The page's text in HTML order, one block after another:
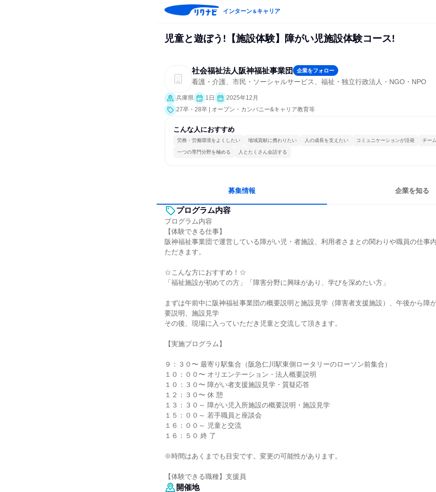
インターン＆キャリア
児童と遊ぼう!【施設体験】障がい児施設体験コース!
社会福祉法人阪神福祉事業団 企業をフォロー
看護・介護、市民・ソーシャルサービス、福祉・独立行政法人・NGO・NPO
兵庫県 1日
2025年12月
27卒・28卒 | オープン・カンパニー&キャリア教育等
こんな人におすすめ
労務・労働環境をよくしたい 地域貢献に携わりたい 人の成長を支えたい コミュニケーションが活発 チー
一つの専門分野を極める 人とたくさん会話する
募集情報 企業を知る
プログラム内容
プログラム内容
【体験できる仕事】
阪神福祉事業団で運営している障がい児・者施設、利用者さまとの関わりや職員の仕事
ただきます。
☆こんな方におすすめ！☆
「福祉施設が初めての方」「障害分野に興味があり、学びを深めたい方」
まずは午前中に阪神福祉事業団の概要説明と施設見学（障害者支援施設）、午後から障
要説明、施設見学
その後、現場に入っていただき児童と交流して頂きます。
【実施プログラム】
９：３０〜 最寄り駅集合（阪急仁川駅東側ロータリーのローソン前集合）
１０：００〜 オリエンテーション・法人概要説明
１０：３０〜 障がい者支援施設見学・質疑応答
１２：３０〜 休 憩
１３：３０～ 障がい児入所施設の概要説明・施設見学
１５：００～ 若手職員と座談会
１６：００～ 児童と交流
１６：５０ 終 了
※時間はあくまでも目安です。変更の可能性があります。
【体験できる職種】支援員
開催地